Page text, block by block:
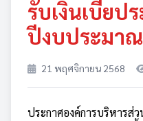
รับเงินเบี้ยป
ปีงบประมา
21 พฤศจิกายน 2568
ประกาศองค์การบริหารส่